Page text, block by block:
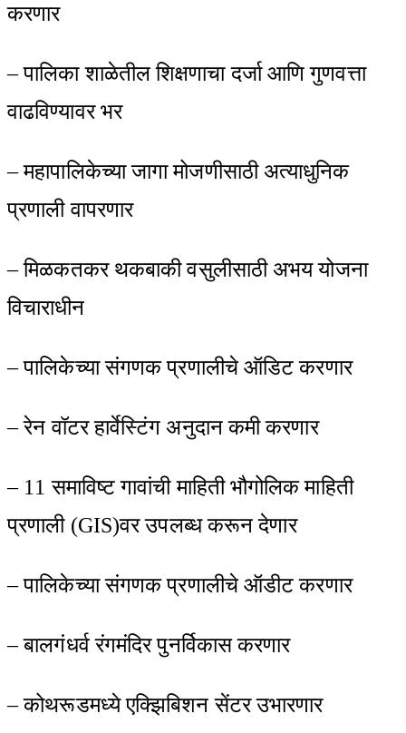
करणार
– पालिका शाळेतील शिक्षणाचा दर्जा आणि गुणवत्ता
वाढविण्यावर भर
– महापालिकेच्या जागा मोजणीसाठी अत्याधुनिक
प्रणाली वापरणार
– मिळकतकर थकबाकी वसुलीसाठी अभय योजना
विचाराधीन
– पालिकेच्या संगणक प्रणालीचे ऑडिट करणार
– रेन वॉटर हार्वेस्टिंग अनुदान कमी करणार
– 11 समाविष्ट गावांची माहिती भौगोलिक माहिती
प्रणाली (GIS)वर उपलब्ध करून देणार
– पालिकेच्या संगणक प्रणालीचे ऑडीट करणार
– बालगंधर्व रंगमंदिर पुनर्विकास करणार
– कोथरूडमध्ये एक्झिबिशन सेंटर उभारणार